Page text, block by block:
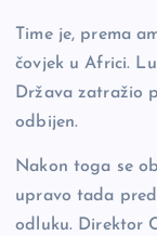
Time je, prema
čovjek u Africi.
Država zatražio
odbijen.
Nakon toga se
upravo tada
odluku. Direktor